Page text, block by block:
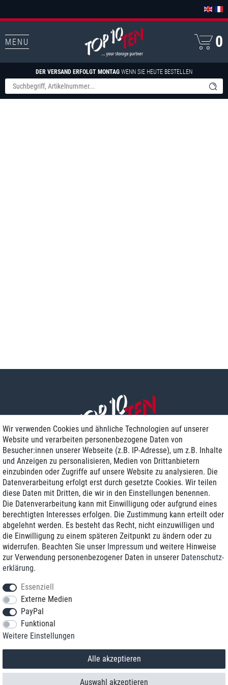
MENU
DER VERSAND ERFOLGT MONTAG WENN SIE HEUTE BESTELLEN
0
Zustellung am nächsten Werktag
Günstiger Versand
Generalüberholt mit Garantie
+49 8989 96160*
*Sie erreichen uns zum Ortstarif von Montag bis Freitag von 9 Uhr - 18 Uhr.
© 2018 TOP TEN Computervertrieb GmbH
Wir verwenden Cookies und ähnliche Technologien auf unserer
Website und verarbeiten personenbezogene Daten von
Besucher:innen unserer Webseite (z.B. IP-Adresse), um z.B. Inhalte
und Anzeigen zu personalisieren, Medien von Drittanbietern
einzubinden oder Zugriffe auf unsere Website zu analysieren. Die
Datenverarbeitung erfolgt erst durch gesetzte Cookies. Wir teilen
diese Daten mit Dritten, die wir in den Einstellungen benennen.
Die Datenverarbeitung kann mit Einwilligung oder aufgrund eines
berechtigten Interesses erfolgen. Die Zustimmung kann erteilt oder
abgelehnt werden. Es besteht das Recht, nicht einzuwilligen und
die Einwilligung zu einem späteren Zeitpunkt zu ändern oder zu
widerrufen. Beachten Sie unser Impressum und weitere Hinweise
zur Verwendung personenbezogener Daten in unserer Daten­schutz­
erklärung.
Essenziell
Externe Medien
PayPal
Funktional
Weitere Einstellungen
Alle akzeptieren
Auswahl akzeptieren